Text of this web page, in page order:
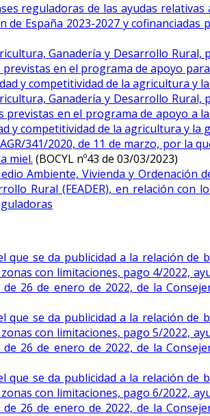
reguladoras de las ayudas
España 2023-2027 y cofinanciadas
Ganadería y Desarrollo
en el programa de apoyo
y competitividad de la agricultura y
Ganadería y Desarrollo
previstas en el programa de apoyo a
y competitividad de la agricultura y la
341/2020, de 11 de marzo, por la
miel. (BOCYL nº43 de 03/03/2023)
Ambiente, Vivienda y
Rural (FEADER), en relación
se da publicidad a la relación de
con limitaciones, pago 4/2022,
26 de enero de 2022, de la
se da publicidad a la relación de
con limitaciones, pago 5/2022,
26 de enero de 2022, de la
se da publicidad a la relación de
con limitaciones, pago 6/2022,
26 de enero de 2022, de la